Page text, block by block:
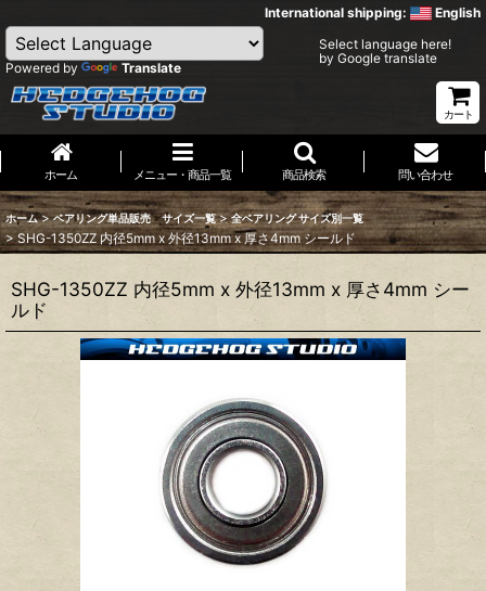
International shipping: English
Powered by Translate
Select language here!
by Google translate
カート
ホーム メニュー・商品一覧 商品検索 問い合わせ
ホーム > ベアリング単品販売 サイズ一覧 > 全ベアリング サイズ別一覧
> SHG-1350ZZ 内径5mm x 外径13mm x 厚さ4mm シールド
SHG-1350ZZ 内径5mm x 外径13mm x 厚さ4mm シー
ルド